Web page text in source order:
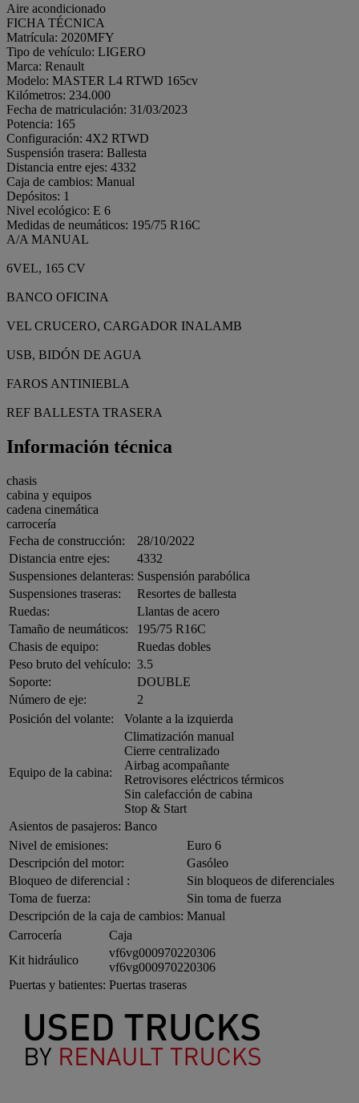
Aire acondicionado
FICHA TÉCNICA
Matrícula: 2020MFY
Tipo de vehículo: LIGERO
Marca: Renault
Modelo: MASTER L4 RTWD 165cv
Kilómetros: 234.000
Fecha de matriculación: 31/03/2023
Potencia: 165
Configuración: 4X2 RTWD
Suspensión trasera: Ballesta
Distancia entre ejes: 4332
Caja de cambios: Manual
Depósitos: 1
Nivel ecológico: E 6
Medidas de neumáticos: 195/75 R16C
A/A MANUAL
6VEL, 165 CV
BANCO OFICINA
VEL CRUCERO, CARGADOR INALAMB
USB, BIDÓN DE AGUA
FAROS ANTINIEBLA
REF BALLESTA TRASERA
Información técnica
chasis
cabina y equipos
cadena cinemática
carrocería
Fecha de construcción:
28/10/2022
Distancia entre ejes:
4332
Suspensiones delanteras: Suspensión parabólica
Suspensiones traseras:
Resortes de ballesta
Ruedas:
Llantas de acero
Tamaño de neumáticos:
195/75 R16C
Chasis de equipo:
Ruedas dobles
Peso bruto del vehículo: 3.5
Soporte:
DOUBLE
Número de eje:
2
Posición del volante:
Volante a la izquierda
Equipo de la cabina:
Climatización manual
Cierre centralizado
Airbag acompañante
Retrovisores eléctricos térmicos
Sin calefacción de cabina
Stop & Start
Asientos de pasajeros: Banco
Nivel de emisiones:
Euro 6
Descripción del motor:
Gasóleo
Bloqueo de diferencial :
Sin bloqueos de diferenciales
Toma de fuerza:
Sin toma de fuerza
Descripción de la caja de cambios: Manual
Carrocería
Caja
Kit hidráulico
vf6vg000970220306
vf6vg000970220306
Puertas y batientes: Puertas traseras